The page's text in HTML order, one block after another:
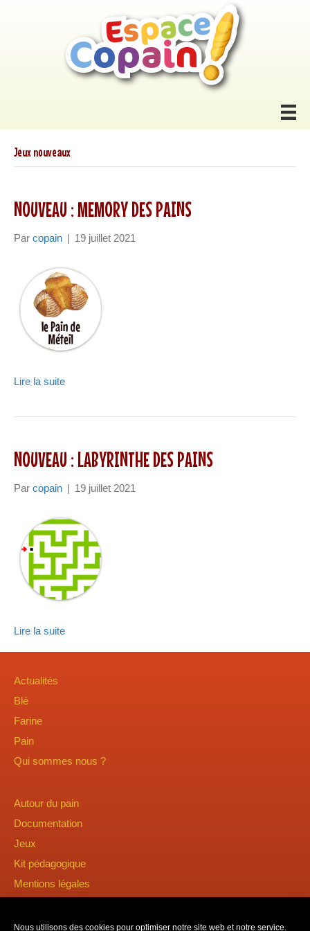
Nous utilisons des cookies pour optimiser notre site web et notre service.
Jeux nouveaux
NOUVEAU : MEMORY DES PAINS
Par copain | 19 juillet 2021
Lire la suite
NOUVEAU : LABYRINTHE DES PAINS
Par copain | 19 juillet 2021
Lire la suite
Actualités
Blé
Farine
Pain
Qui sommes nous ?
Autour du pain
Documentation
Jeux
Kit pédagogique
Mentions légales